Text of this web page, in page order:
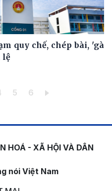
quy chế, chép bài, 'gà
lệ
Trang
5 Trang
6
HOÁ - XÃ HỘI VÀ DÂN
nói Việt Nam